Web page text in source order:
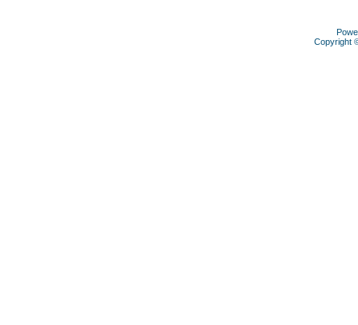
Copyright